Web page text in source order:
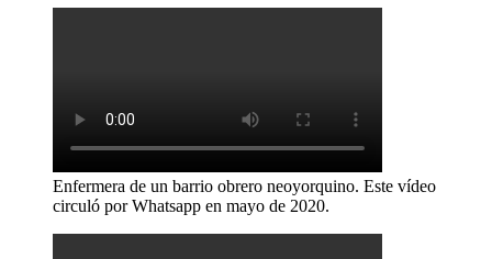
Enfermera de un barrio obrero neoyorquino. Este vídeo
circuló por Whatsapp en mayo de 2020.